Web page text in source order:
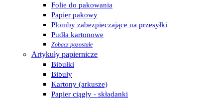
Folie do pakowania
Papier pakowy
Plomby zabezpieczające na przesyłki
Pudła kartonowe
Zobacz pozostałe
Artykuły papiernicze
Bibułki
Bibuły
Kartony (arkusze)
Papier ciągły - składanki